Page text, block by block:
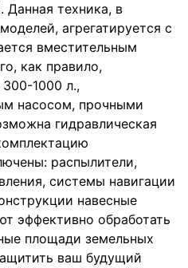
Данная техника, в
агрегатируется с
вместительным
как правило,
300-1000 л.,
насосом, прочными
гидравлическая
распылители,
системы навигации
навесные
эффективно обработать
площади земельных
ваш будущий